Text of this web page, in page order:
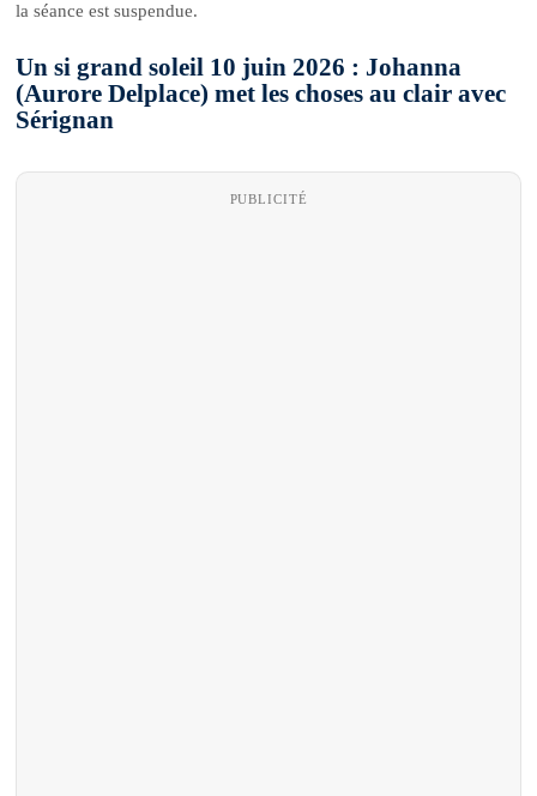
la séance est suspendue.
Un si grand soleil 10 juin 2026 : Johanna
(Aurore Delplace) met les choses au clair avec
Sérignan
PUBLICITÉ